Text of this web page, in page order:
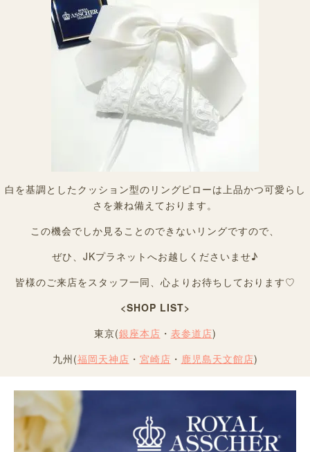
白を基調としたクッション型のリングピローは上品かつ可愛らし
さを兼ね備えております。
この機会でしか見ることのできないリングですので、
ぜひ、JKプラネットへお越しくださいませ♪
皆様のご来店をスタッフ一同、心よりお待ちしております♡
<SHOP LIST>
東京(銀座本店 ・ 表参道店)
九州(福岡天神店 ・ 宮崎店 ・ 鹿児島天文館店)